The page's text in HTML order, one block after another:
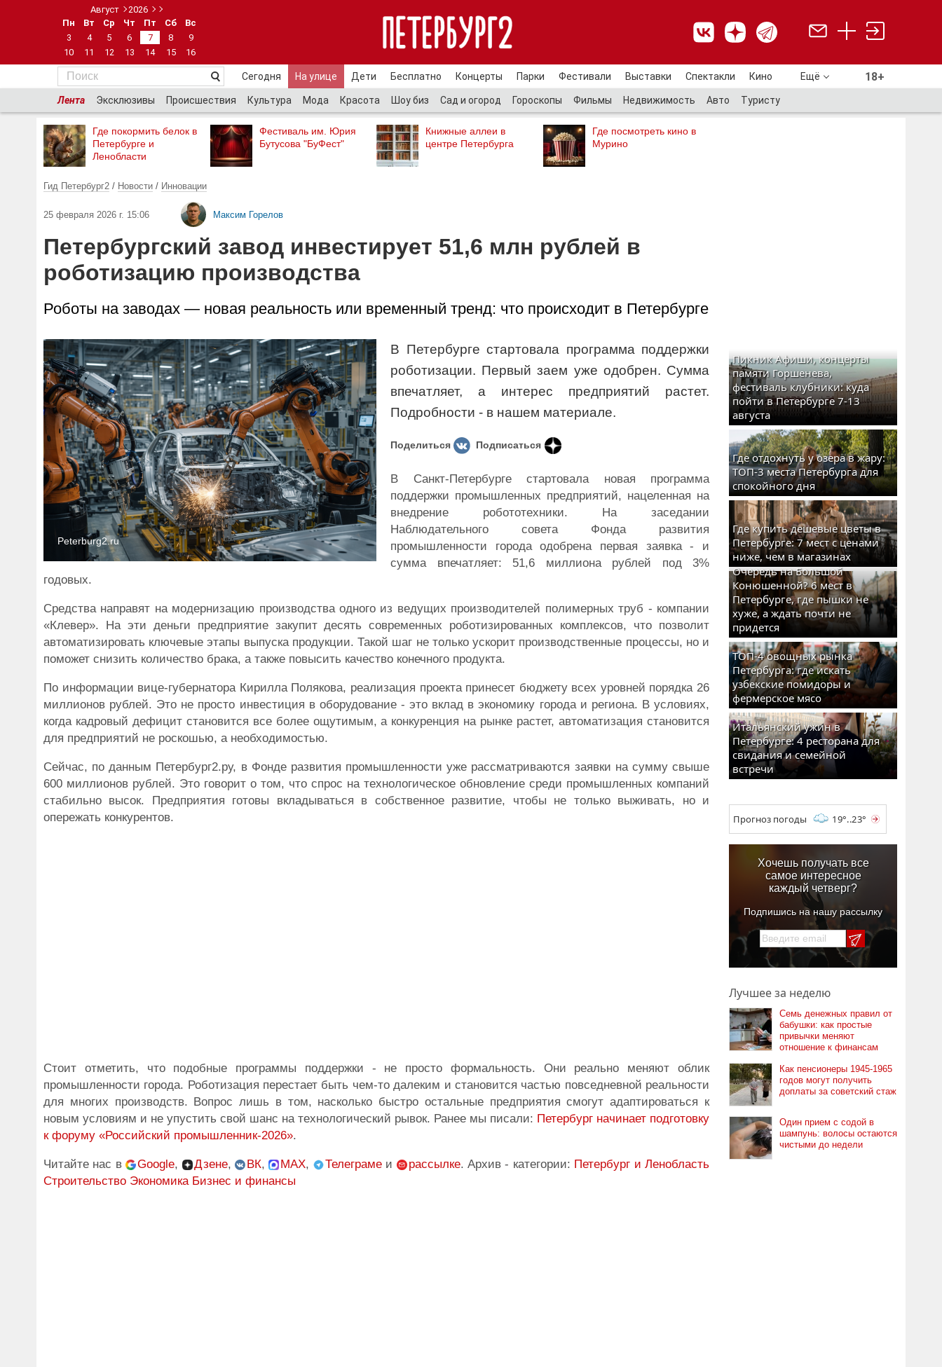
Август
2026
Пн
Вт Ср Чт Пт Сб
Вс
3
4 5 6 7 8
9
10
11 12 13 14 15 16
Сегодня На улице Дети Бесплатно Концерты Парки Фестивали Выставки Спектакли Кино Ещё 18+
Лента Эксклюзивы Происшествия Культура Мода Красота Шоу биз Сад и огород Гороскопы Фильмы Недвижимость Авто Туристу
Где покормить белок в
Петербурге и
Ленобласти
Фестиваль им. Юрия
Бутусова "БуФест"
Книжные аллеи в
центре Петербурга
Где посмотреть кино в
Мурино
Гид Петербург2 / Новости / Инновации
25 февраля 2026 г. 15:06 Максим Горелов
Петербургский завод инвестирует 51,6 млн рублей в
роботизацию производства
Роботы на заводах — новая реальность или временный тренд: что происходит в Петербурге
Peterburg2.ru
В Петербурге стартовала программа поддержки
роботизации. Первый заем уже одобрен. Сумма
впечатляет, а интерес предприятий растет.
Подробности - в нашем материале.
Поделиться Подписаться
В Санкт-Петербурге стартовала новая программа
поддержки промышленных предприятий, нацеленная на
внедрение робототехники. На заседании
Наблюдательного совета Фонда развития
промышленности города одобрена первая заявка - и
сумма впечатляет: 51,6 миллиона рублей под 3%
годовых.
Средства направят на модернизацию производства одного из ведущих производителей полимерных труб - компании
«Клевер». На эти деньги предприятие закупит десять современных роботизированных комплексов, что позволит
автоматизировать ключевые этапы выпуска продукции. Такой шаг не только ускорит производственные процессы, но и
поможет снизить количество брака, а также повысить качество конечного продукта.
По информации вице-губернатора Кирилла Полякова, реализация проекта принесет бюджету всех уровней порядка 26
миллионов рублей. Это не просто инвестиция в оборудование - это вклад в экономику города и региона. В условиях,
когда кадровый дефицит становится все более ощутимым, а конкуренция на рынке растет, автоматизация становится
для предприятий не роскошью, а необходимостью.
Сейчас, по данным Петербург2.ру, в Фонде развития промышленности уже рассматриваются заявки на сумму свыше
600 миллионов рублей. Это говорит о том, что спрос на технологическое обновление среди промышленных компаний
стабильно высок. Предприятия готовы вкладываться в собственное развитие, чтобы не только выживать, но и
опережать конкурентов.
Стоит отметить, что подобные программы поддержки - не просто формальность. Они реально меняют облик
промышленности города. Роботизация перестает быть чем-то далеким и становится частью повседневной реальности
для многих производств. Вопрос лишь в том, насколько быстро остальные предприятия смогут адаптироваться к
новым условиям и не упустить свой шанс на технологический рывок. Ранее мы писали: Петербург начинает подготовку
к форуму «Российский промышленник-2026».
Читайте нас в Google, Дзене, ВК, MAX, Телеграмеи рассылке. Архив - категории: Петербург и Ленобласть
Строительство Экономика Бизнес и финансы
Пикник Афиши, концерты
памяти Горшенева,
фестиваль клубники: куда
пойти в Петербурге 7-13
августа
Где отдохнуть у озера в жару:
ТОП-3 места Петербурга для
спокойного дня
Где купить дешевые цветы в
Петербурге: 7 мест с ценами
ниже, чем в магазинах
Очередь на Большой
Конюшенной? 6 мест в
Петербурге, где пышки не
хуже, а ждать почти не
придется
ТОП-4 овощных рынка
Петербурга: где искать
узбекские помидоры и
фермерское мясо
Итальянский ужин в
Петербурге: 4 ресторана для
свидания и семейной
встречи
Прогноз погоды 19°..23°
Хочешь получать все
самое интересное
каждый четверг?
Подпишись на нашу рассылку
Лучшее за неделю
Семь денежных правил от
бабушки: как простые
привычки меняют
отношение к финансам
Как пенсионеры 1945-1965
годов могут получить
доплаты за советский стаж
Один прием с содой в
шампунь: волосы остаются
чистыми до недели